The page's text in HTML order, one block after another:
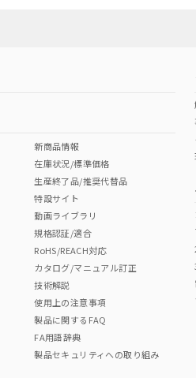
新商品情報
在庫状況/標準価格
生産終了品/推奨代替品
特設サイト
動画ライブラリ
規格認証/適合
RoHS/REACH対応
カタログ/マニュアル訂正
技術解説
使用上の注意事項
製品に関するFAQ
FA用語辞典
製品セキュリティへの取り組み